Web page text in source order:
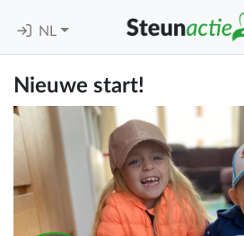
NL
Nieuwe start!